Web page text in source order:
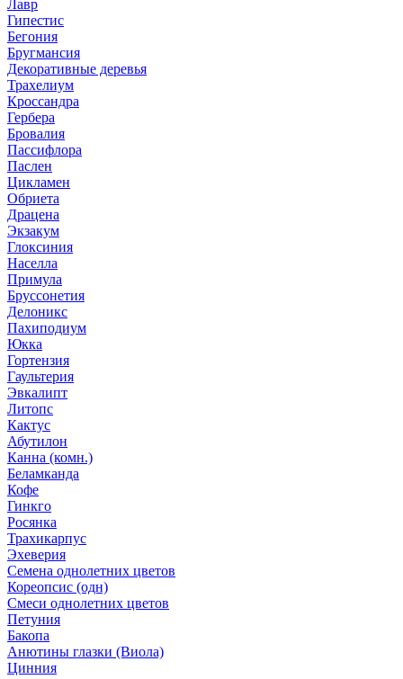
Лавр
Гипестис
Бегония
Бругмансия
Декоративные деревья
Трахелиум
Кроссандра
Гербера
Бровалия
Пассифлора
Паслен
Цикламен
Обриета
Драцена
Экзакум
Глоксиния
Населла
Примула
Бруссонетия
Делоникс
Пахиподиум
Юкка
Гортензия
Гаультерия
Эвкалипт
Литопс
Кактус
Абутилон
Канна (комн.)
Беламканда
Кофе
Гинкго
Росянка
Трахикарпус
Эхеверия
Семена однолетних цветов
Кореопсис (одн)
Смеси однолетних цветов
Петуния
Бакопа
Анютины глазки (Виола)
Цинния